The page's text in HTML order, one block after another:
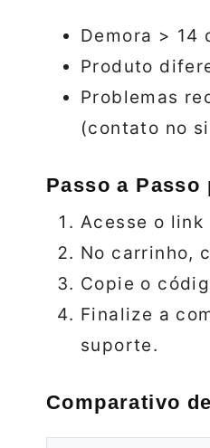
Demora >
Produto
Problemas
(contato no
Passo a
Acesse o
No carrinho,
Copie o
Finalize a
suporte.
Comparativo